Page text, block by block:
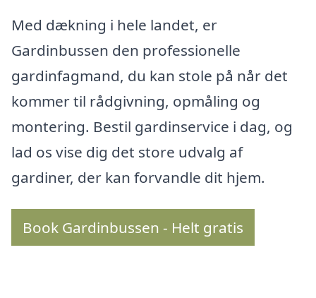
Med dækning i hele landet, er
Gardinbussen den professionelle
gardinfagmand, du kan stole på når det
kommer til rådgivning, opmåling og
montering. Bestil gardinservice i dag, og
lad os vise dig det store udvalg af
gardiner, der kan forvandle dit hjem.
Book Gardinbussen - Helt gratis